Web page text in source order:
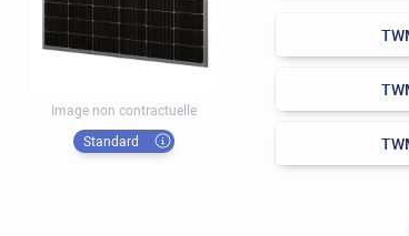
Image non contractuelle
Standard